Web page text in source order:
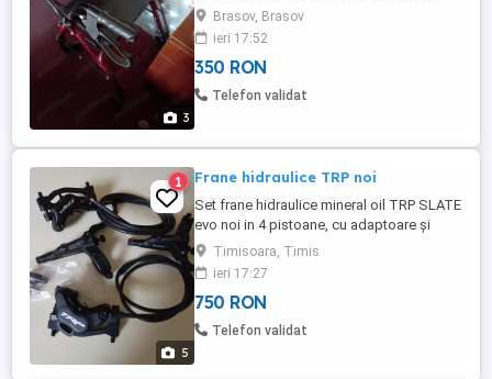
3
deplasare; are scaun pt odihnă și coș pt
cumpărături .
Brasov, Brasov
ieri 17:52
350 RON
Telefon validat
5
1 Frane hidraulice TRP noi
Set frane hidraulice mineral oil TRP SLATE
evo noi in 4 pistoane, cu adaptoare și
șuruburi de prindere.
Timisoara, Timis
ieri 17:27
750 RON
Telefon validat